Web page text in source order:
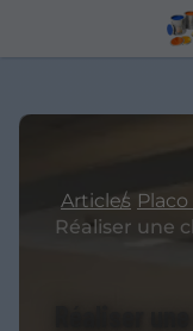
Articles